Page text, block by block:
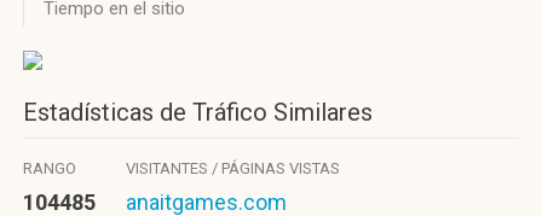
Tiempo en el sitio
Estadísticas de Tráfico Similares
RANGO VISITANTES / PÁGINAS VISTAS
104485 anaitgames.com